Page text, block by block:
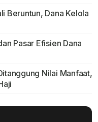
Beruntun, Dana Kelola
Pasar Efisien Dana
Nilai Manfaat,